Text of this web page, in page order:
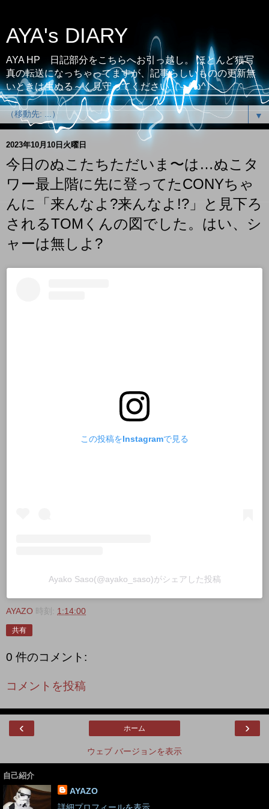
AYA's DIARY
AYA HP 日記部分をこちらへお引っ越し。 ほとんど猫写
真の転送になっちゃってますが、記事らしいものの更新無
いときは生ぬる～く見守ってください（；^ω^）
▼
2023年10月10日火曜日
今日のぬこたちただいま〜は…ぬこタ
ワー最上階に先に登ってたCONYちゃ
んに「来んなよ?来んなよ!?」と見下ろ
されるTOMくんの図でした。はい、シ
ャーは無しよ?
この投稿をInstagramで見る
Ayako Saso(@ayako_saso)がシェアした投稿
AYAZO 時刻: 1:14:00
共有
0 件のコメント:
コメントを投稿
‹ ›
ホーム
ウェブ バージョンを表示
自己紹介
AYAZO